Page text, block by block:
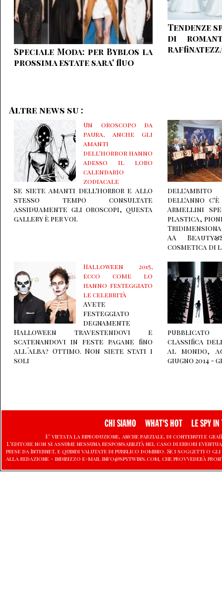
Speciale Moda: per Byblos la
prossima estate sara' fluo
Tendenze
di
Altre news su :
Un oroscopo da
paura, anche gli
amanti
dell'horror hanno
adesso il loro
calendario
zodiacale
Se siete amanti dell'horror e allo
stesso tempo consultate
assiduamente gli oroscopi, questa
gallery è per voi.
dell'ambito
dell'anno
Armellini
plastica,
AA
cosmetica di
Halloween 2015,
ecco come lo
hanno festeggiato
le celebrità
Avete
festeggiato
degnamente
Halloween travestendovi e
scatenandovi in feste pagane fino
all´alba? Ottimo. Non siete stati i
soli
classifica
al mondo,
giugno 2014 -
CHI SIAMO WHAT'S HOT LE SPY IN
E' vietata la riproduzione, anche parziale, di contenuti e
L'editore non si assume nessuna responsabilità nel caso di errori
prese da Internet, e quindi valutate di pubblico dominio. Se i soggetti
alla redazione - indirizzo e-mail info@spytwins.com, che provvederà